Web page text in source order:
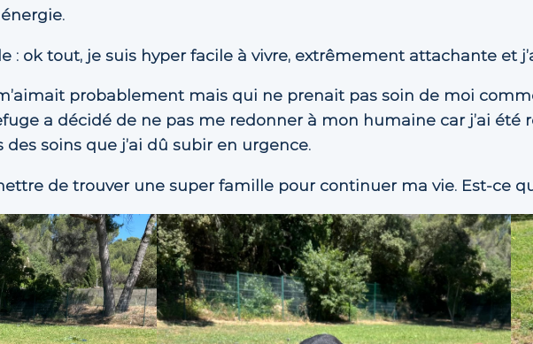
: ok tout, je suis hyper facile à vivre, extrêmement attachante et
probablement mais qui ne prenait pas soin de moi
a décidé de ne pas me redonner à mon humaine car j’ai été
soins que j’ai dû subir en urgence.
de trouver une super famille pour continuer ma vie. Est-ce